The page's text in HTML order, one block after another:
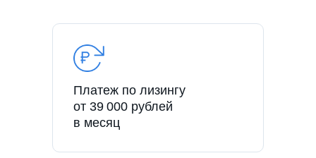
Платеж по лизингу
от 39 000 рублей
в месяц